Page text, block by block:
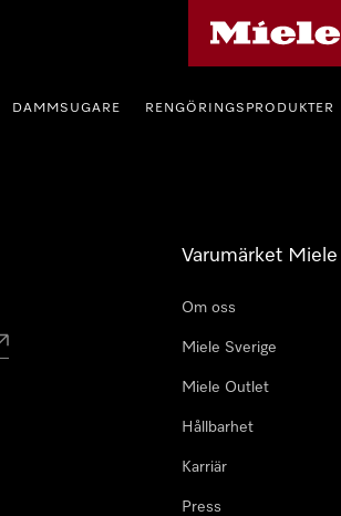
DAMMSUGARE RENGÖRINGSPRODUKTER
Varumärket Miele
Om oss
Miele Sverige
Miele Outlet
Hållbarhet
Karriär
Press